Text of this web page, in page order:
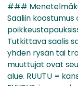
###
Saaliin
Tutkittava saalis
yhden rysän tai
muuttujat ovat
alue. RUUTU =